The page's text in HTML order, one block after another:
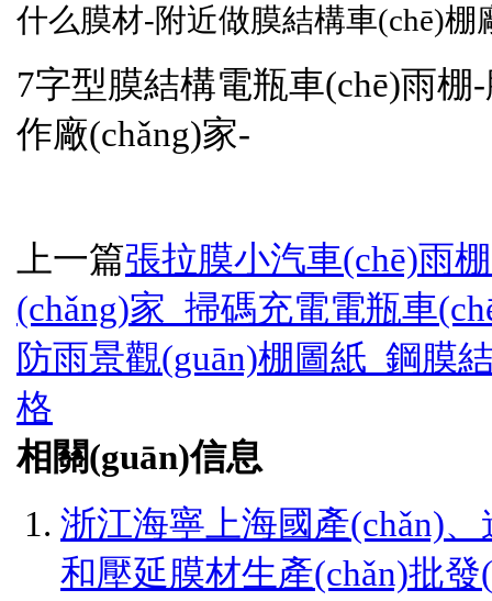
什么膜材-附近做膜結構車(chē)棚
7字型膜結構電瓶車(chē)雨棚
作廠(chǎng)家-
上一篇張拉膜小汽車(chē)雨
(chǎng)家_掃碼充電電瓶車
防雨景觀(guān)棚圖紙_鋼膜
格
相關(guān)信息
浙江海寧上海國產(chǎn)
和壓延膜材生產(chǎn)批